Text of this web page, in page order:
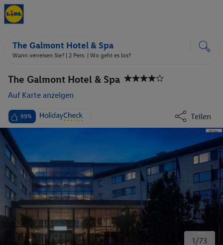
The Galmont Hotel & Spa
Wann verreisen Sie? | 2 Pers. | Wo geht es los?
The Galmont Hotel & Spa
Auf Karte anzeigen
99% Teilen
1/73